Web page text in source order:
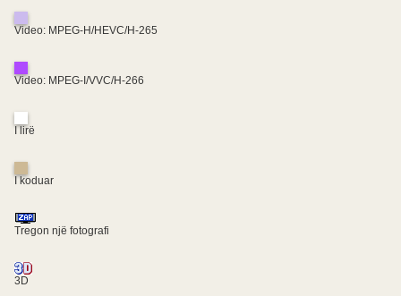
Video: MPEG-H/HEVC/H-265
Video: MPEG-I/VVC/H-266
I lirë
I koduar
Tregon një fotografi
3D